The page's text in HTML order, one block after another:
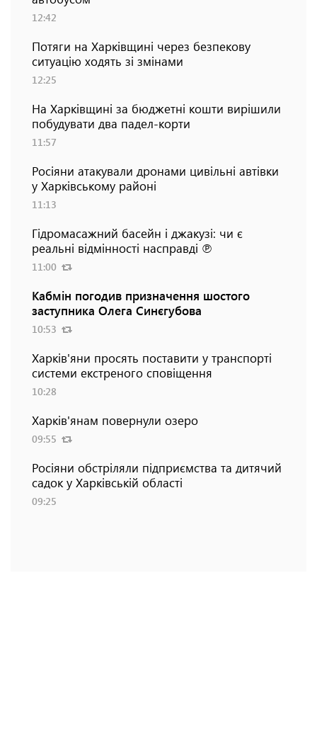
12:42
Потяги на Харківщині через безпекову
ситуацію ходять зі змінами
12:25
На Харківщині за бюджетні кошти вирішили
побудувати два падел-корти
11:57
Росіяни атакували дронами цивільні автівки
у Харківському районі
11:13
Гідромасажний басейн і джакузі: чи є
реальні відмінності насправді ℗
11:00
Кабмін погодив призначення шостого
заступника Олега Синєгубова
10:53
Харків'яни просять поставити у транспорті
системи екстреного сповіщення
10:28
Харків'янам повернули озеро
09:55
Росіяни обстріляли підприємства та дитячий
садок у Харківській області
09:25